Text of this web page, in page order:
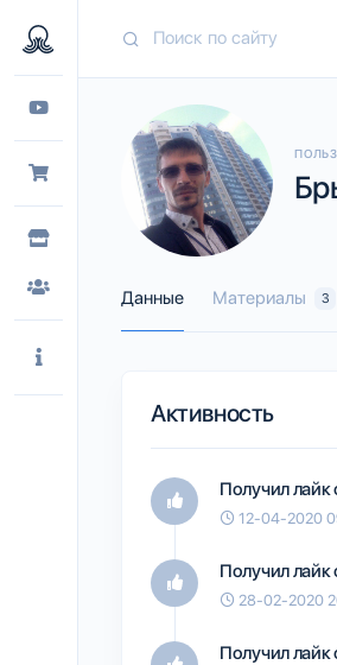
Данные Материалы 3
Активность
Получил лайк
12-04-2020
Получил лайк
28-02-2020
Получил лайк